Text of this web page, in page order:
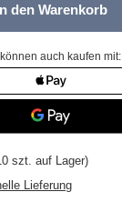
den Warenkorb
auch kaufen mit:
szt. auf Lager)
Lieferung